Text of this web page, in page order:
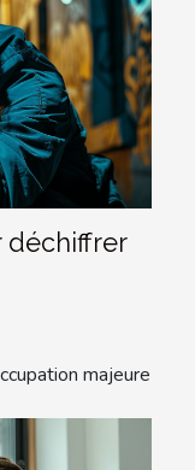
déchiffrer
majeure